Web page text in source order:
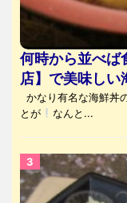
何時から並べ
店】で美味し
かなり有名な海鮮丼
とが
なんと...